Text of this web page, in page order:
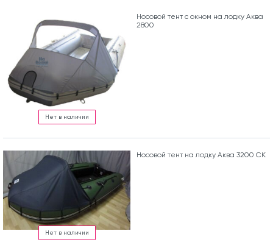
Нет в наличии
Носовой тент с окном на лодку Аква
2800
Нет в наличии
Носовой тент на лодку Аква 3200 СК